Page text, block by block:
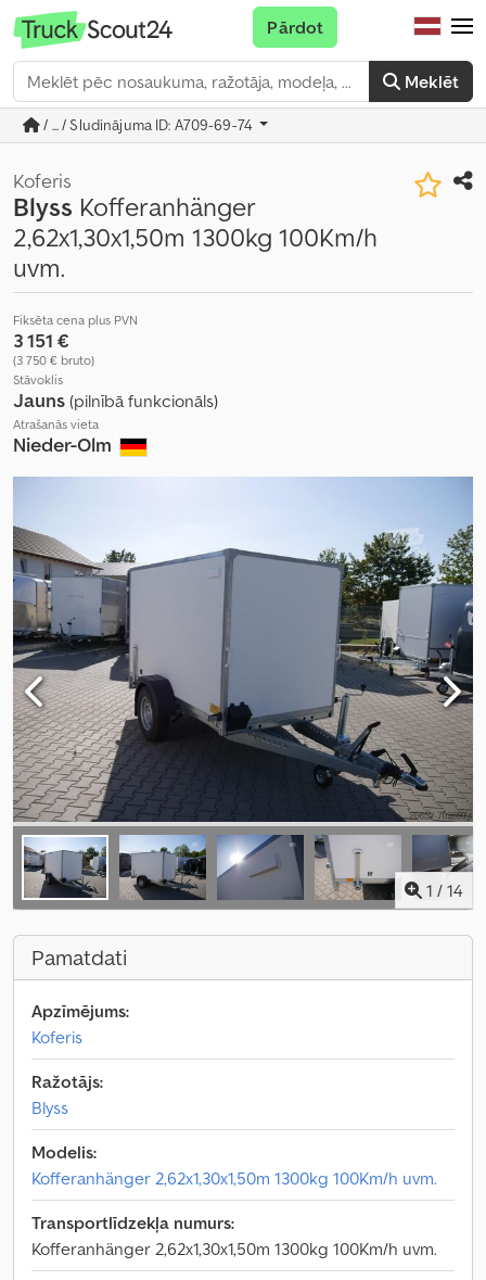
Meklēt
Pārdot
/ ... / Sludinājuma ID: A709-69-74
Koferis
Blyss Kofferanhänger
2,62x1,30x1,50m 1300kg 100Km/h
uvm.
Fiksēta cena plus PVN
3 151 €
(3 750 € bruto)
Stāvoklis
Jauns (pilnībā funkcionāls)
Atrašanās vieta
Nieder-Olm
1 / 14
Pamatdati
Apzīmējums:
Koferis
Ražotājs:
Blyss
Modelis:
Kofferanhänger 2,62x1,30x1,50m 1300kg 100Km/h uvm.
Transportlīdzekļa numurs:
Kofferanhänger 2,62x1,30x1,50m 1300kg 100Km/h uvm.